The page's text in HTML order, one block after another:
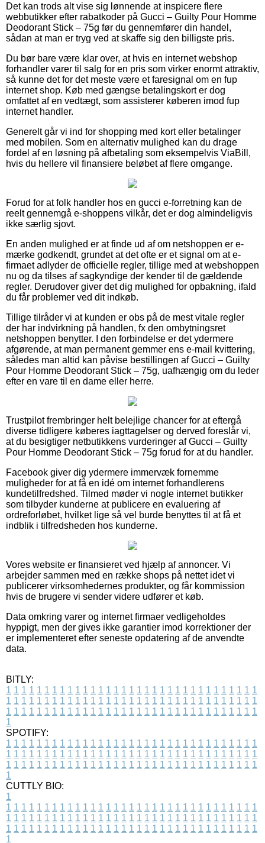
Det kan trods alt vise sig lønnende at inspicere flere
webbutikker efter rabatkoder på Gucci – Guilty Pour Homme
Deodorant Stick – 75g før du gennemfører din handel,
sådan at man er tryg ved at skaffe sig den billigste pris.
Du bør bare være klar over, at hvis en internet webshop
forhandler varer til salg for en pris som virker enormt attraktiv,
så kunne det for det meste være et faresignal om en fup
internet shop. Køb med gængse betalingskort er dog
omfattet af en vedtægt, som assisterer køberen imod fup
internet handler.
Generelt går vi ind for shopping med kort eller betalinger
med mobilen. Som en alternativ mulighed kan du drage
fordel af en løsning på afbetaling som eksempelvis ViaBill,
hvis du hellere vil finansiere beløbet af flere omgange.
Forud for at folk handler hos en gucci e-forretning kan de
reelt gennemgå e-shoppens vilkår, det er dog almindeligvis
ikke særlig sjovt.
En anden mulighed er at finde ud af om netshoppen er e-
mærke godkendt, grundet at det ofte er et signal om at e-
firmaet adlyder de officielle regler, tillige med at webshoppen
nu og da tilses af sagkyndige der kender til de gældende
regler. Derudover giver det dig mulighed for opbakning, ifald
du får problemer ved dit indkøb.
Tillige tilråder vi at kunden er obs på de mest vitale regler
der har indvirkning på handlen, fx den ombytningsret
netshoppen benytter. I den forbindelse er det ydermere
afgørende, at man permanent gemmer ens e-mail kvittering,
således man altid kan påvise bestillingen af Gucci – Guilty
Pour Homme Deodorant Stick – 75g, uafhængig om du leder
efter en vare til en dame eller herre.
Trustpilot frembringer helt belejlige chancer for at eftergå
diverse tidligere køberes iagttagelser og derved foreslår vi,
at du besigtiger netbutikkens vurderinger af Gucci – Guilty
Pour Homme Deodorant Stick – 75g forud for at du handler.
Facebook giver dig ydermere immervæk fornemme
muligheder for at få en idé om internet forhandlerens
kundetilfredshed. Tilmed møder vi nogle internet butikker
som tilbyder kunderne at publicere en evaluering af
ordreforløbet, hvilket lige så vel burde benyttes til at få et
indblik i tilfredsheden hos kunderne.
Vores website er finansieret ved hjælp af annoncer. Vi
arbejder sammen med en række shops på nettet idet vi
publicerer virksomhedernes produkter, og får kommission
hvis de brugere vi sender videre udfører et køb.
Data omkring varer og internet firmaer vedligeholdes
hyppigt, men der gives ikke garantier imod korrektioner der
er implementeret efter seneste opdatering af de anvendte
data.
BITLY:
1 1 1 1 1 1 1 1 1 1 1 1 1 1 1 1 1 1 1 1 1 1 1 1 1 1 1 1 1 1 1 1 1
1 1 1 1 1 1 1 1 1 1 1 1 1 1 1 1 1 1 1 1 1 1 1 1 1 1 1 1 1 1 1 1 1
1 1 1 1 1 1 1 1 1 1 1 1 1 1 1 1 1 1 1 1 1 1 1 1 1 1 1 1 1 1 1 1 1
1
SPOTIFY:
1 1 1 1 1 1 1 1 1 1 1 1 1 1 1 1 1 1 1 1 1 1 1 1 1 1 1 1 1 1 1 1 1
1 1 1 1 1 1 1 1 1 1 1 1 1 1 1 1 1 1 1 1 1 1 1 1 1 1 1 1 1 1 1 1 1
1 1 1 1 1 1 1 1 1 1 1 1 1 1 1 1 1 1 1 1 1 1 1 1 1 1 1 1 1 1 1 1 1
1
CUTTLY BIO:
1
1 1 1 1 1 1 1 1 1 1 1 1 1 1 1 1 1 1 1 1 1 1 1 1 1 1 1 1 1 1 1 1 1
1 1 1 1 1 1 1 1 1 1 1 1 1 1 1 1 1 1 1 1 1 1 1 1 1 1 1 1 1 1 1 1 1
1 1 1 1 1 1 1 1 1 1 1 1 1 1 1 1 1 1 1 1 1 1 1 1 1 1 1 1 1 1 1 1 1
1